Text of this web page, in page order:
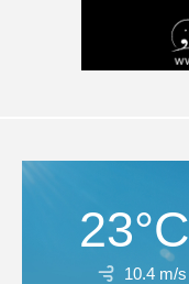
23°C
10.4 m/s